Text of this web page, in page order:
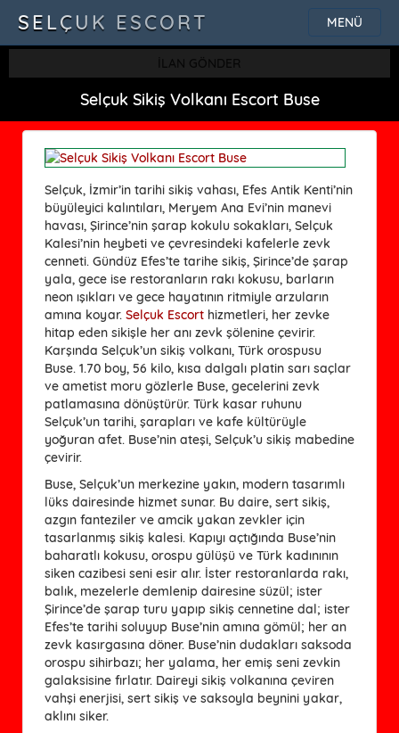
MENÜ
SELÇUK ESCORT
İLAN GÖNDER
Selçuk Sikiş Volkanı Escort Buse
Selçuk, İzmir’in tarihi sikiş vahası, Efes Antik Kenti’nin
büyüleyici kalıntıları, Meryem Ana Evi’nin manevi
havası, Şirince’nin şarap kokulu sokakları, Selçuk
Kalesi’nin heybeti ve çevresindeki kafelerle zevk
cenneti. Gündüz Efes’te tarihe sikiş, Şirince’de şarap
yala, gece ise restoranların rakı kokusu, barların
neon ışıkları ve gece hayatının ritmiyle arzuların
amına koyar. Selçuk Escort hizmetleri, her zevke
hitap eden sikişle her anı zevk şölenine çevirir.
Karşında Selçuk’un sikiş volkanı, Türk orospusu
Buse. 1.70 boy, 56 kilo, kısa dalgalı platin sarı saçlar
ve ametist moru gözlerle Buse, gecelerini zevk
patlamasına dönüştürür. Türk kasar ruhunu
Selçuk’un tarihi, şarapları ve kafe kültürüyle
yoğuran afet. Buse’nin ateşi, Selçuk’u sikiş mabedine
çevirir.
Buse, Selçuk’un merkezine yakın, modern tasarımlı
lüks dairesinde hizmet sunar. Bu daire, sert sikiş,
azgın fanteziler ve amcik yakan zevkler için
tasarlanmış sikiş kalesi. Kapıyı açtığında Buse’nin
baharatlı kokusu, orospu gülüşü ve Türk kadınının
siken cazibesi seni esir alır. İster restoranlarda rakı,
balık, mezelerle demlenip dairesine süzül; ister
Şirince’de şarap turu yapıp sikiş cennetine dal; ister
Efes’te tarihi soluyup Buse’nin amına gömül; her an
zevk kasırgasına döner. Buse’nin dudakları saksoda
orospu sihirbazı; her yalama, her emiş seni zevkin
galaksisine fırlatır. Daireyi sikiş volkanına çeviren
vahşi enerjisi, sert sikiş ve saksoyla beynini yakar,
aklını siker.